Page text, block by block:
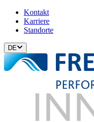
Kontakt
Karriere
Standorte
DE